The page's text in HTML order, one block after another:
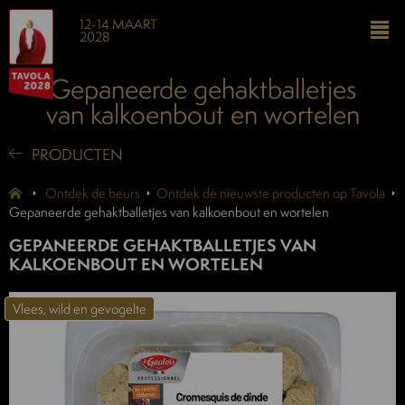
12-14 MAART
2028
Gepaneerde gehaktballetjes
van kalkoenbout en wortelen
PRODUCTEN
Ontdek de beurs
Ontdek de nieuwste producten op Tavola
Gepaneerde gehaktballetjes van kalkoenbout en wortelen
GEPANEERDE GEHAKTBALLETJES VAN
KALKOENBOUT EN WORTELEN
Vlees, wild en gevogelte